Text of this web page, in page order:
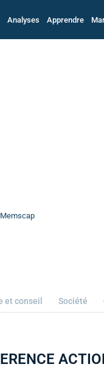
Analyses Apprendre
et conseil Société